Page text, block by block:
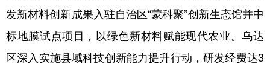
四川 贵州 云南 西藏
陕西 甘肃 青海 宁夏
发新材料创新成果入驻自治区“蒙科聚”创新生态馆并中
标地膜试点项目，以绿色新材料赋能现代农业。乌达
区深入实施县域科技创新能力提升行动，研发经费达3